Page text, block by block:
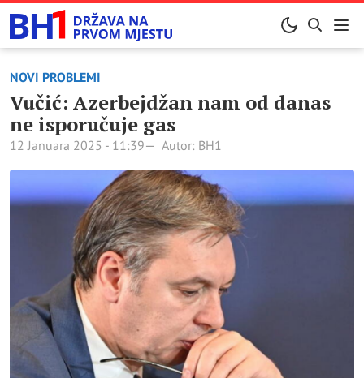
NOVI PROBLEMI
Vučić: Azerbejdžan nam od danas
ne isporučuje gas
12 Januara 2025 - 11:39 Autor: BH1